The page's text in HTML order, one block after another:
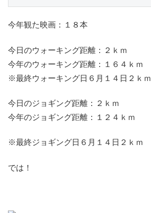
今年観た映画：１８本
今日のウォーキング距離：２ｋｍ
今年のウォーキング距離：１６４ｋｍ
※最終ウォーキング日６月１４日２ｋｍ
今日のジョギング距離：２ｋｍ
今年のジョギング距離：１２４ｋｍ
※最終ジョギング日６月１４日２ｋｍ
では！